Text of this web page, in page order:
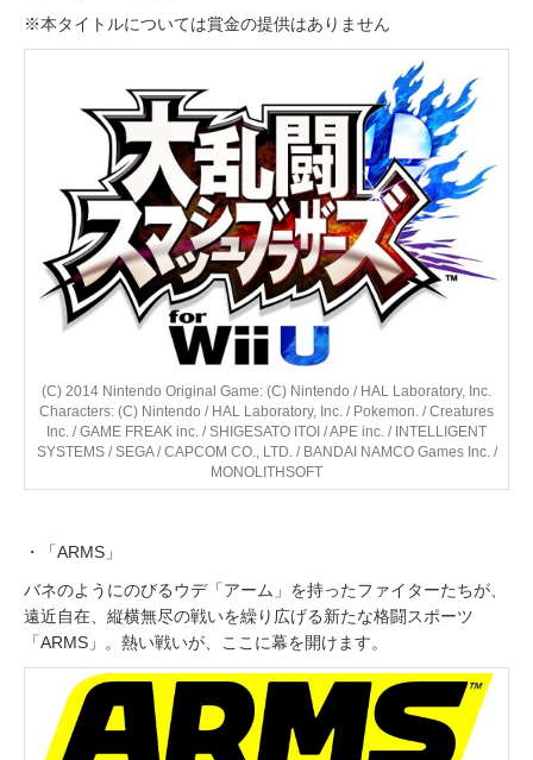
※本タイトルについては賞金の提供はありません
(C) 2014 Nintendo Original Game: (C) Nintendo / HAL Laboratory, Inc.
Characters: (C) Nintendo / HAL Laboratory, Inc. / Pokemon. / Creatures
Inc. / GAME FREAK inc. / SHIGESATO ITOI / APE inc. / INTELLIGENT
SYSTEMS / SEGA / CAPCOM CO., LTD. / BANDAI NAMCO Games Inc. /
MONOLITHSOFT
・「ARMS」
バネのようにのびるウデ「アーム」を持ったファイターたちが、
遠近自在、縦横無尽の戦いを繰り広げる新たな格闘スポーツ
「ARMS」。熱い戦いが、ここに幕を開けます。